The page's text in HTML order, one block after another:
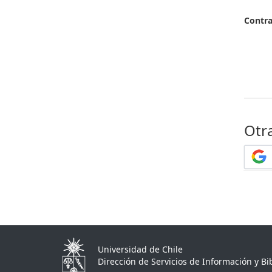
Universidad de Chile
Dirección de Servicios de Información y